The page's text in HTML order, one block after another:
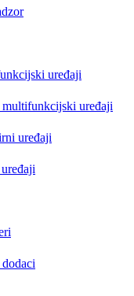
uređaji
uređaji
uređaji